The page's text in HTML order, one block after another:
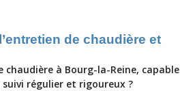
de chaudière et
chaudière à Bourg-la-Reine, capable
régulier et rigoureux ?